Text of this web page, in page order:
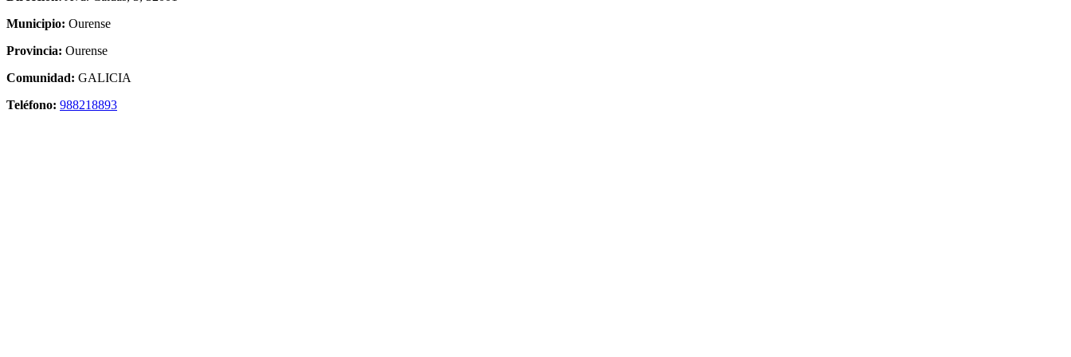
Municipio: Ourense
Provincia: Ourense
Comunidad: GALICIA
Teléfono: 988218893